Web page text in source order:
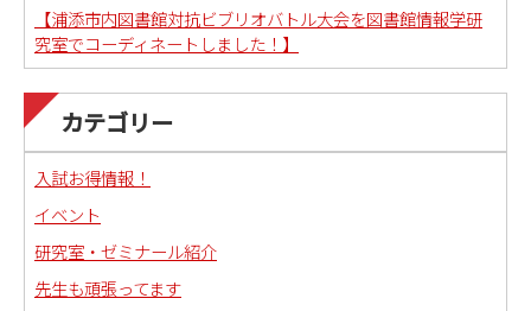
【浦添市内図書館対抗ビブリオバトル大会を図書館情報学研
究室でコーディネートしました！】
カテゴリー
入試お得情報！
イベント
研究室・ゼミナール紹介
先生も頑張ってます